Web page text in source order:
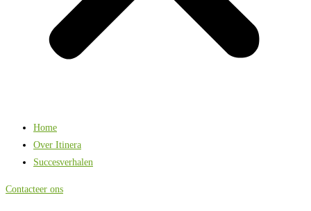
Home
Over Itinera
Succesverhalen
Contacteer ons